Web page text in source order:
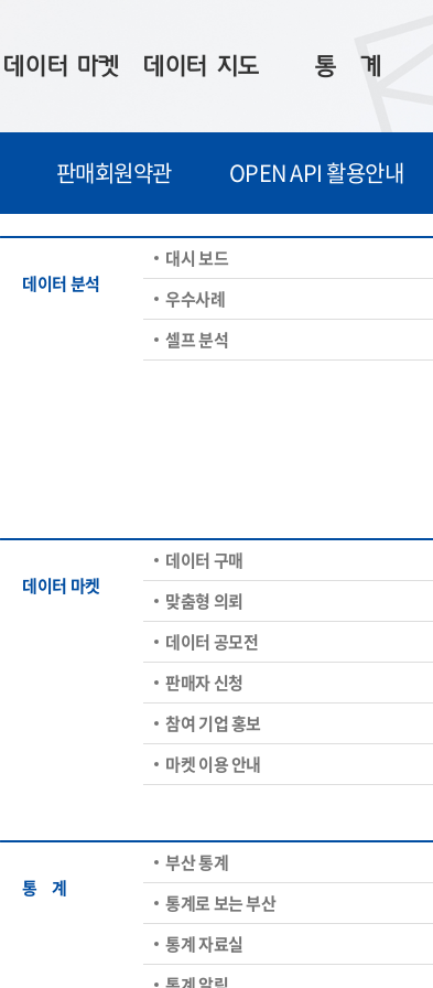
데이터 마켓
맞춤형 의뢰
데이터 공모전
판매자 신청
데이터 지도
데이터 현황
지도 기반 데이터
시민 공감지도
소상공인365
통ㅤ계
통계로 보는 부산
통계 자료실
통계 알림
통계 관련 정보
판매회원약관 OPEN API 활용안내
데이터 분석
대시 보드
우수사례
셀프 분석
데이터 마켓
데이터 구매
맞춤형 의뢰
데이터 공모전
판매자 신청
참여 기업 홍보
마켓 이용 안내
통ㅤ계
부산 통계
통계로 보는 부산
통계 자료실